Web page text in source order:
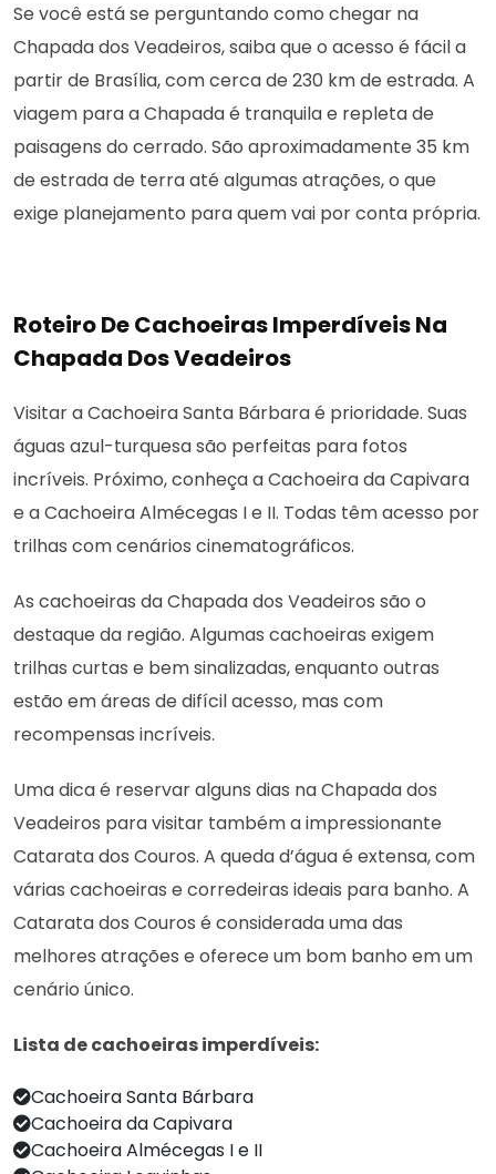
Se você está se perguntando como chegar na
Chapada dos Veadeiros, saiba que o acesso é fácil a
partir de Brasília, com cerca de 230 km de estrada. A
viagem para a Chapada é tranquila e repleta de
paisagens do cerrado. São aproximadamente 35 km
de estrada de terra até algumas atrações, o que
exige planejamento para quem vai por conta própria.
Roteiro De Cachoeiras Imperdíveis Na
Chapada Dos Veadeiros
Visitar a Cachoeira Santa Bárbara é prioridade. Suas
águas azul-turquesa são perfeitas para fotos
incríveis. Próximo, conheça a Cachoeira da Capivara
e a Cachoeira Almécegas I e II. Todas têm acesso por
trilhas com cenários cinematográficos.
As cachoeiras da Chapada dos Veadeiros são o
destaque da região. Algumas cachoeiras exigem
trilhas curtas e bem sinalizadas, enquanto outras
estão em áreas de difícil acesso, mas com
recompensas incríveis.
Uma dica é reservar alguns dias na Chapada dos
Veadeiros para visitar também a impressionante
Catarata dos Couros. A queda d’água é extensa, com
várias cachoeiras e corredeiras ideais para banho. A
Catarata dos Couros é considerada uma das
melhores atrações e oferece um bom banho em um
cenário único.
Lista de cachoeiras imperdíveis:
Cachoeira Santa Bárbara
Cachoeira da Capivara
Cachoeira Almécegas I e II